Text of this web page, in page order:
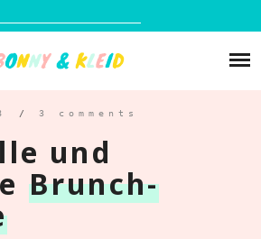
/ 3 comments
und
Brunch-